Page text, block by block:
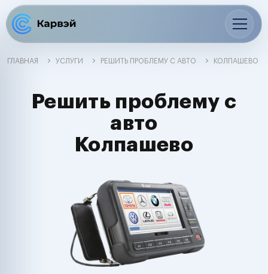
ГЛАВНАЯ УСЛУГИ РЕШИТЬ ПРОБЛЕМУ С АВТО КОЛПАШЕВО
Решить проблему с
авто
Колпашево